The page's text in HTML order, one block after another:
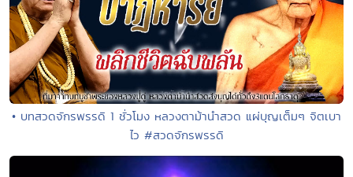
• บทสวดจักรพรรดิ 1 ชั่วโมง หลวงตาม้านำสวด แผ่บุญเต็มๆ จิตเบา
ไว #สวดจักรพรรดิ